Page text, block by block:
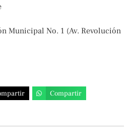
Municipal No. 1 (Av. Revolución
Compartir